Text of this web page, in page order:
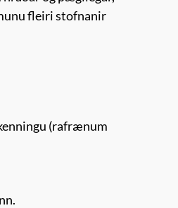
fleiri stofnanir
(rafrænum